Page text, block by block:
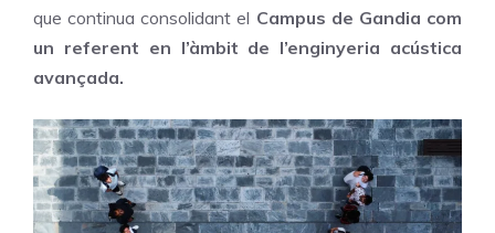
que continua consolidant el Campus de Gandia com
un referent en l’àmbit de l’enginyeria acústica
avançada.